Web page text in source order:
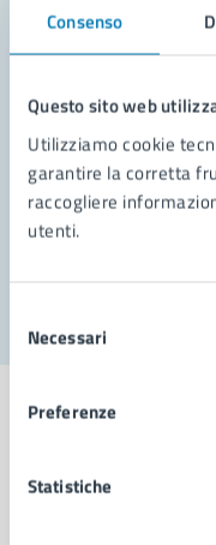
Consenso
Questo sito web
Utilizziamo cookie
garantire la corretta
raccogliere
utenti.
delNecessari
Preferenze
Statistiche
Leggi le
Richiedi
Prenota
Problemi in città
Comune di